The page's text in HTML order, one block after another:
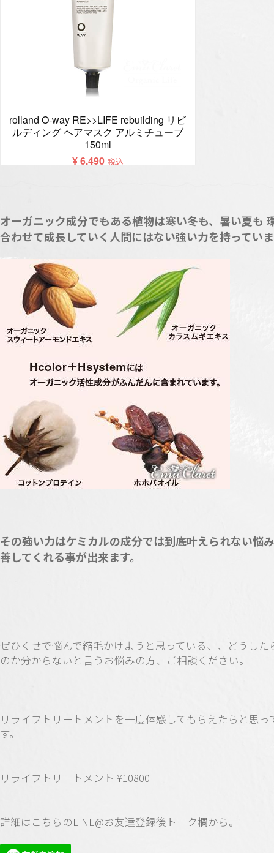
オーガニック成分でもある植物は寒い冬も、暑い夏も
合わせて成長していく人間にはない強い力を持ってい
その強い力はケミカルの成分では到底叶えられない悩
善してくれる事が出来ます。
ぜひくせで悩んで縮毛かけようと思っている、、どうした
のか分からないと言うお悩みの方、ご相談ください。
リライフトリートメントを一度体感してもらえたらと思っ
す。
リライフトリートメント ¥10800
詳細はこちらのLINE@お友達登録後トーク欄から。